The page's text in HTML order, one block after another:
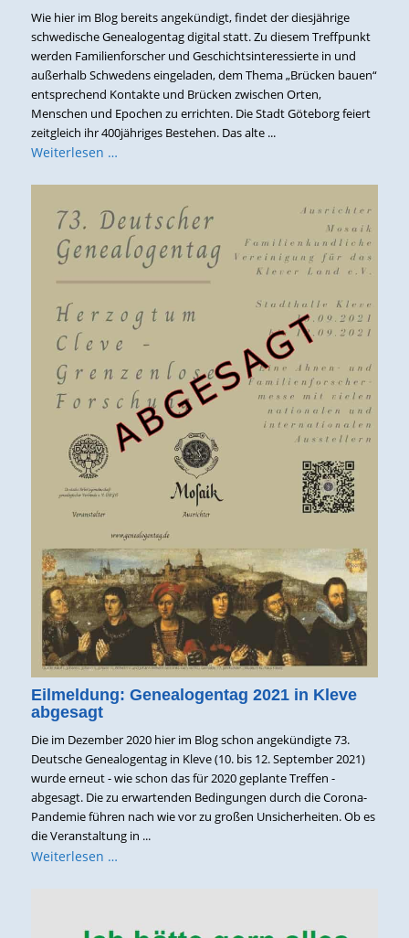
Wie hier im Blog bereits angekündigt, findet der diesjährige
schwedische Genealogentag digital statt. Zu diesem Treffpunkt
werden Familienforscher und Geschichtsinteressierte in und
außerhalb Schwedens eingeladen, dem Thema „Brücken bauen“
entsprechend Kontakte und Brücken zwischen Orten,
Menschen und Epochen zu errichten. Die Stadt Göteborg feiert
zeitgleich ihr 400jähriges Bestehen. Das alte ...
Weiterlesen …
Eilmeldung: Genealogentag 2021 in Kleve
abgesagt
Die im Dezember 2020 hier im Blog schon angekündigte 73.
Deutsche Genealogentag in Kleve (10. bis 12. September 2021)
wurde erneut - wie schon das für 2020 geplante Treffen -
abgesagt. Die zu erwartenden Bedingungen durch die Corona-
Pandemie führen nach wie vor zu großen Unsicherheiten. Ob es
die Veranstaltung in ...
Weiterlesen …